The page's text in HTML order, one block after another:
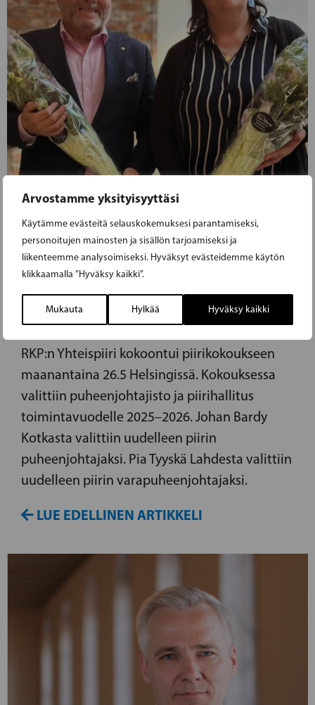
Arvostamme yksityisyyttäsi
Käytämme evästeitä selauskokemuksesi parantamiseksi,
personoitujen mainosten ja sisällön tarjoamiseksi ja
liikenteemme analysoimiseksi. Hyväksyt evästeidemme käytön
klikkaamalla ”Hyväksy kaikki”.
Mukauta Hylkää Hyväksy kaikki
30.05.2025
RKP:N YHTEISPIIRI KOKOONTUI
PIIRIKOKOUKSEEN
RKP:n Yhteispiiri kokoontui piirikokoukseen
maanantaina 26.5 Helsingissä. Kokouksessa
valittiin puheenjohtajisto ja piirihallitus
toimintavuodelle 2025–2026. Johan Bardy
Kotkasta valittiin uudelleen piirin
puheenjohtajaksi. Pia Tyyskä Lahdesta valittiin
uudelleen piirin varapuheenjohtajaksi.
LUE EDELLINEN ARTIKKELI